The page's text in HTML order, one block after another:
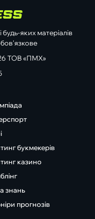
яких матеріалів
ТОВ «ПМХ»
букмекерів
казино
знань
прогнозів